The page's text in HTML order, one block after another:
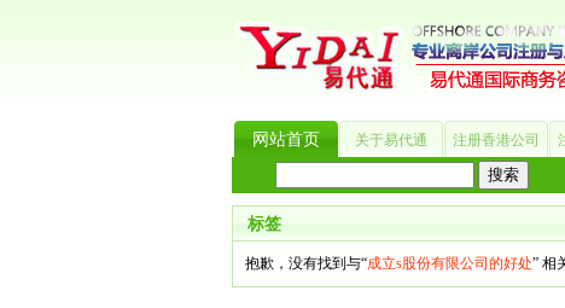
网站首页 关于易代通 注册香港公司
热门搜索：_? 美国公司 BVI公司 英国公司
标签
抱歉，没有找到与“成立s股份有限公司的好处” 相